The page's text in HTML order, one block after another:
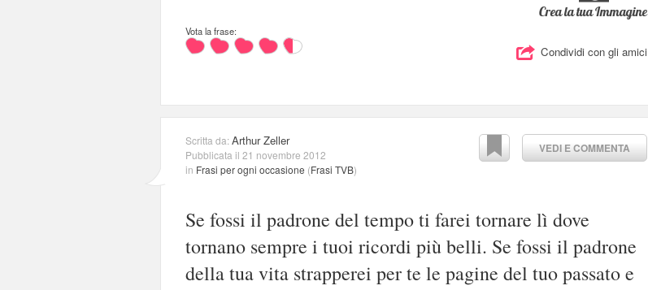
Crea la tua Immagine
Vota la frase:
Condividi con gli amici
VEDI E COMMENTA
Scritta da:Arthur Zeller
Pubblicata il 21 novembre 2012
in Frasi per ogni occasione (Frasi TVB)
Se fossi il padrone del tempo ti farei tornare lì dove
tornano sempre i tuoi ricordi più belli. Se fossi il padrone
della tua vita strapperei per te le pagine del tuo passato e